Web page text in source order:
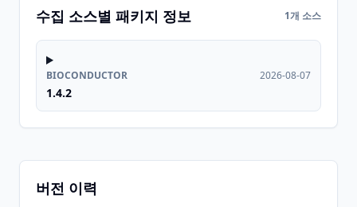
수집 소스별 패키지 정보 1개 소스
BIOCONDUCTOR
1.4.2
2026-08-07
버전 이력